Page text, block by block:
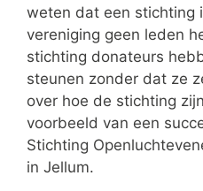
weten dat een stichting
vereniging geen leden
stichting donateurs
steunen zonder dat ze
over hoe de stichting
voorbeeld van een
Stichting
in Jellum.